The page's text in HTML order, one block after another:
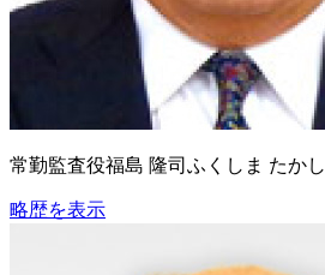
常勤監査役福島 隆司 ふくしま たかし
略歴を表示